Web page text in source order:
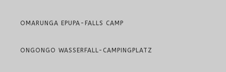
OMARUNGA EPUPA-FALLS CAMP
ONGONGO WASSERFALL-CAMPINGPLATZ